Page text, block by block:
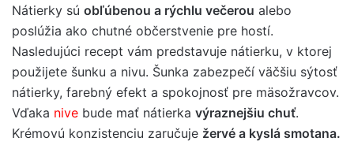
Nátierky sú obľúbenou a rýchlu večerou alebo
poslúžia ako chutné občerstvenie pre hostí.
Nasledujúci recept vám predstavuje nátierku, v ktorej
použijete šunku a nivu. Šunka zabezpečí väčšiu sýtosť
nátierky, farebný efekt a spokojnosť pre mäsožravcov.
Vďaka nive bude mať nátierka výraznejšiu chuť.
Krémovú konzistenciu zaručuje žervé a kyslá smotana.